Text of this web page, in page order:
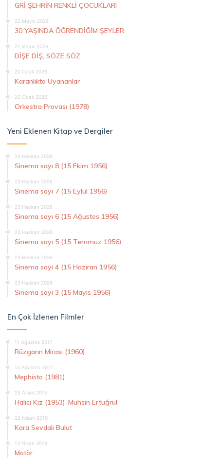
GRİ ŞEHRİN RENKLİ ÇOCUKLARI
22 Mayıs 2026
30 YAŞINDA ÖĞRENDİĞİM ŞEYLER
21 Mayıs 2026
DİŞE DİŞ, SÖZE SÖZ
20 Ocak 2026
Karanlıkta Uyananlar
20 Ocak 2026
Orkestra Provası (1978)
Yeni Eklenen Kitap ve Dergiler
23 Haziran 2026
Sinema sayı 8 (15 Ekim 1956)
23 Haziran 2026
Sinema sayı 7 (15 Eylül 1956)
23 Haziran 2026
Sinema sayı 6 (15 Ağustos 1956)
23 Haziran 2026
Sinema sayı 5 (15 Temmuz 1956)
23 Haziran 2026
Sinema sayı 4 (15 Haziran 1956)
23 Haziran 2026
Sinema sayı 3 (15 Mayıs 1956)
En Çok İzlenen Filmler
11 Ağustos 2017
Rüzgarın Mirası (1960)
13 Ağustos 2017
Mephisto (1981)
25 Aralık 2015
Halıcı Kız (1953)-Muhsin Ertuğrul
22 Nisan 2019
Kara Sevdalı Bulut
13 Nisan 2019
Motör